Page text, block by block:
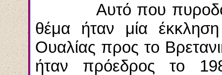
Αυτό που
θέμα ήταν μία
Ουαλίας προς το
ήταν πρόεδρος το